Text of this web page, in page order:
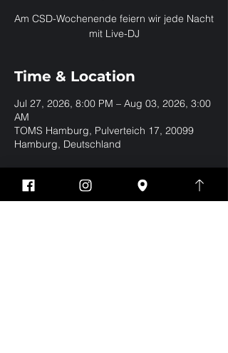
Am CSD-Wochenende feiern wir jede Nacht
mit Live-DJ
Time & Location
Jul 27, 2026, 8:00 PM – Aug 03, 2026, 3:00
AM
TOMS Hamburg, Pulverteich 17, 20099
Hamburg, Deutschland
Share this event